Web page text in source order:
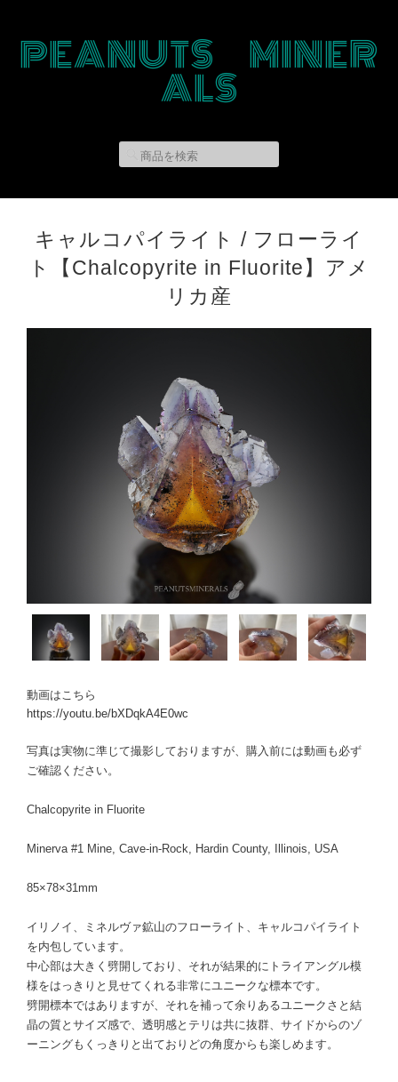
PEANUTS MINER
ALS
キャルコパイライト / フローライ
ト【Chalcopyrite in Fluorite】アメ
リカ産
動画はこちら
https://youtu.be/bXDqkA4E0wc
写真は実物に準じて撮影しておりますが、購入前には動画も必ず
ご確認ください。
Chalcopyrite in Fluorite
Minerva #1 Mine, Cave-in-Rock, Hardin County, Illinois, USA
85×78×31mm
イリノイ、ミネルヴァ鉱山のフローライト、キャルコパイライト
を内包しています。
中心部は大きく劈開しており、それが結果的にトライアングル模
様をはっきりと見せてくれる非常にユニークな標本です。
劈開標本ではありますが、それを補って余りあるユニークさと結
晶の質とサイズ感で、透明感とテリは共に抜群、サイドからのゾ
ーニングもくっきりと出ておりどの角度からも楽しめます。